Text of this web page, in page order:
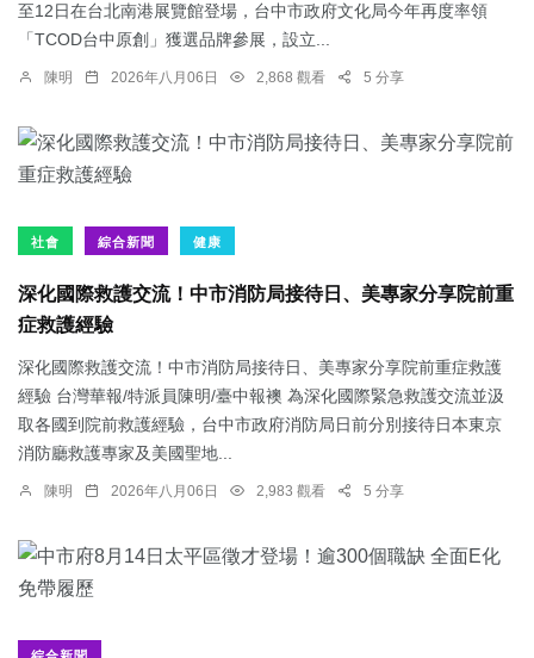
至12日在台北南港展覽館登場，台中市政府文化局今年再度率領
「TCOD台中原創」獲選品牌參展，設立...
陳明 2026年八月06日 2,868 觀看 5 分享
社會 綜合新聞 健康
深化國際救護交流！中市消防局接待日、美專家分享院前重
症救護經驗
深化國際救護交流！中市消防局接待日、美專家分享院前重症救護
經驗 台灣華報/特派員陳明/臺中報襖 為深化國際緊急救護交流並汲
取各國到院前救護經驗，台中市政府消防局日前分別接待日本東京
消防廳救護專家及美國聖地...
陳明 2026年八月06日 2,983 觀看 5 分享